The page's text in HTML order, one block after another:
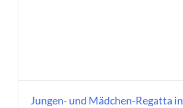
Jungen- und Mädchen-Regatta in